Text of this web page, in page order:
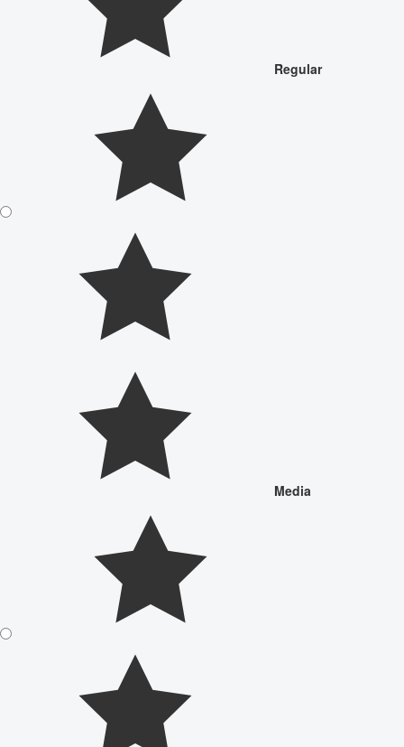
Regular
Media